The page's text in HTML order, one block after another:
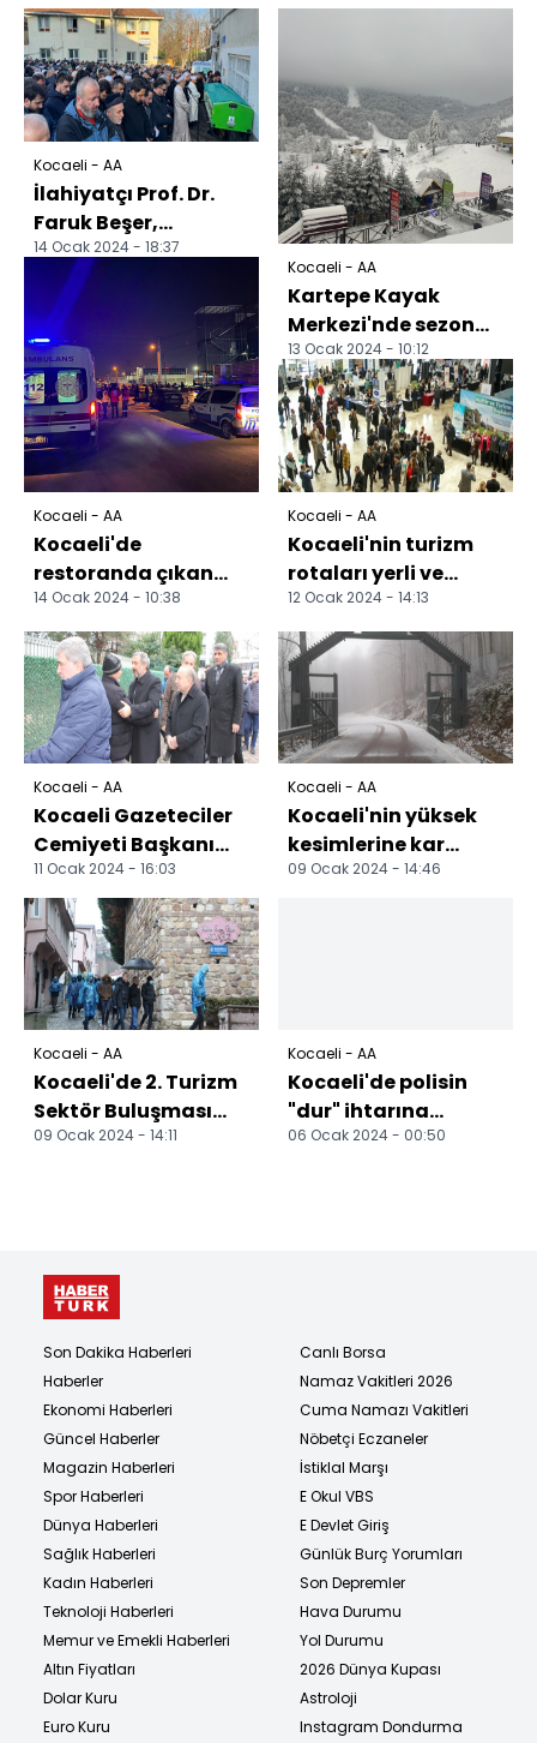
Kocaeli - AA
İlahiyatçı Prof. Dr.
Faruk Beşer,
Kocaeli'de son
yolculuğuna
uğurlandı
14 Ocak 2024 - 18:37
Kocaeli - AA
Kocaeli'de
restoranda çıkan
silahlı kavgada 4
kişi yaralandı
14 Ocak 2024 - 10:38
Kocaeli - AA
Kartepe Kayak
Merkezi'nde sezon
açıldı
13 Ocak 2024 - 10:12
Kocaeli - AA
Kocaeli'nin turizm
rotaları yerli ve
yabancı acentelere
tanıtıldı
12 Ocak 2024 - 14:13
Kocaeli - AA
Kocaeli Gazeteciler
Cemiyeti Başkanı
Kaplan'ın acı günü
11 Ocak 2024 - 16:03
Kocaeli - AA
Kocaeli'nin yüksek
kesimlerine kar
yağdı
09 Ocak 2024 - 14:46
Kocaeli - AA
Kocaeli'de 2. Turizm
Sektör Buluşması
başladı
09 Ocak 2024 - 14:11
Kocaeli - AA
Kocaeli'de polisin
"dur" ihtarına
uymayan hafif ticari
06 Ocak 2024 - 00:50
Son Dakika Haberleri
Haberler
Ekonomi Haberleri
Güncel Haberler
Magazin Haberleri
Spor Haberleri
Dünya Haberleri
Sağlık Haberleri
Kadın Haberleri
Teknoloji Haberleri
Memur ve Emekli Haberleri
Altın Fiyatları
Dolar Kuru
Euro Kuru
Canlı Borsa
Namaz Vakitleri 2026
Cuma Namazı Vakitleri
Nöbetçi Eczaneler
İstiklal Marşı
E Okul VBS
E Devlet Giriş
Günlük Burç Yorumları
Son Depremler
Hava Durumu
Yol Durumu
2026 Dünya Kupası
Astroloji
Instagram Dondurma